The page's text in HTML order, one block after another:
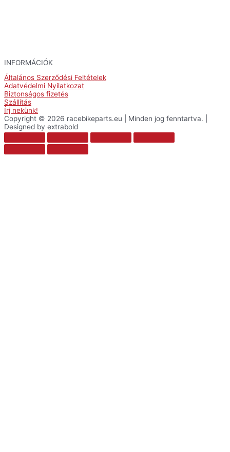
INFORMÁCIÓK
Általános Szerződési Feltételek
Adatvédelmi Nyilatkozat
Biztonságos fizetés
Szállítás
Írj nekünk!
Copyright © 2026 racebikeparts.eu | Minden jog fenntartva. |
Designed by extrabold